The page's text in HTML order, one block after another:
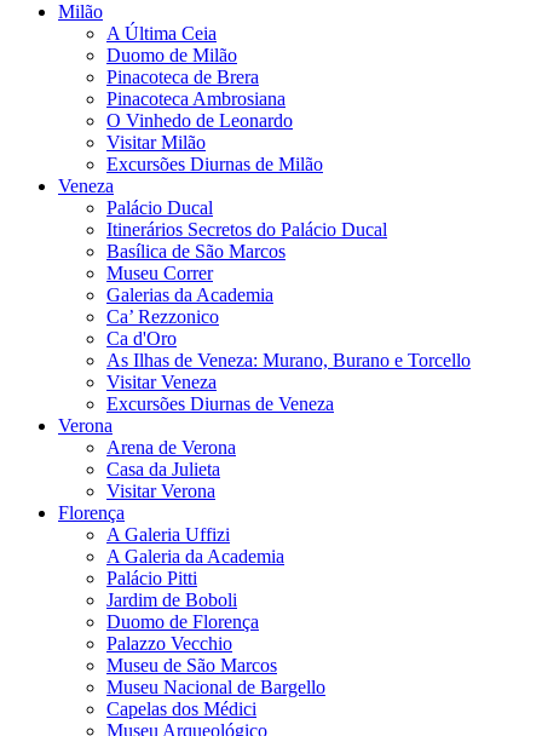
Milão
A Última Ceia
Duomo de Milão
Pinacoteca de Brera
Pinacoteca Ambrosiana
O Vinhedo de Leonardo
Visitar Milão
Excursões Diurnas de Milão
Veneza
Palácio Ducal
Itinerários Secretos do Palácio Ducal
Basílica de São Marcos
Museu Correr
Galerias da Academia
Ca’ Rezzonico
Ca d'Oro
As Ilhas de Veneza: Murano, Burano e Torcello
Visitar Veneza
Excursões Diurnas de Veneza
Verona
Arena de Verona
Casa da Julieta
Visitar Verona
Florença
A Galeria Uffizi
A Galeria da Academia
Palácio Pitti
Jardim de Boboli
Duomo de Florença
Palazzo Vecchio
Museu de São Marcos
Museu Nacional de Bargello
Capelas dos Médici
Museu Arqueológico